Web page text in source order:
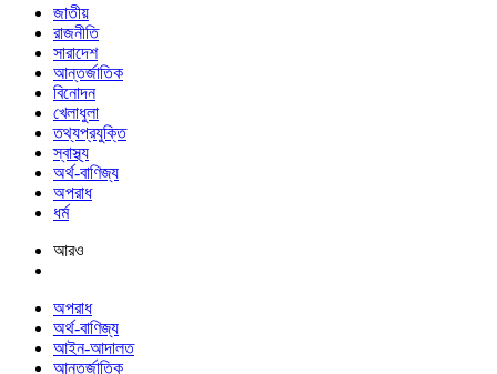
জাতীয়
রাজনীতি
সারাদেশ
আন্তর্জাতিক
বিনোদন
খেলাধুলা
তথ্যপ্রযুক্তি
স্বাস্থ্য
অর্থ-বাণিজ্য
অপরাধ
ধর্ম
আরও
অপরাধ
অর্থ-বাণিজ্য
আইন-আদালত
আন্তর্জাতিক